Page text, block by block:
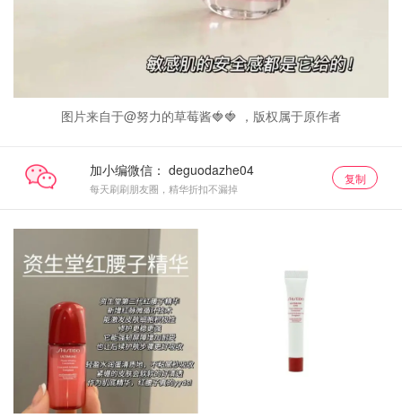
图片来自于@努力的草莓酱🍓🍓 ，版权属于原作者
加小编微信：
每天刷刷朋友圈，精华折扣不漏掉
复制